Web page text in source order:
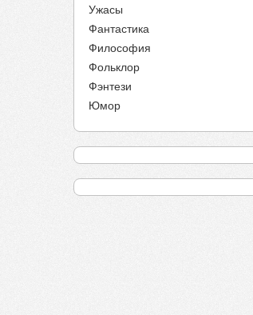
Ужасы
Фантастика
Философия
Фольклор
Фэнтези
Юмор